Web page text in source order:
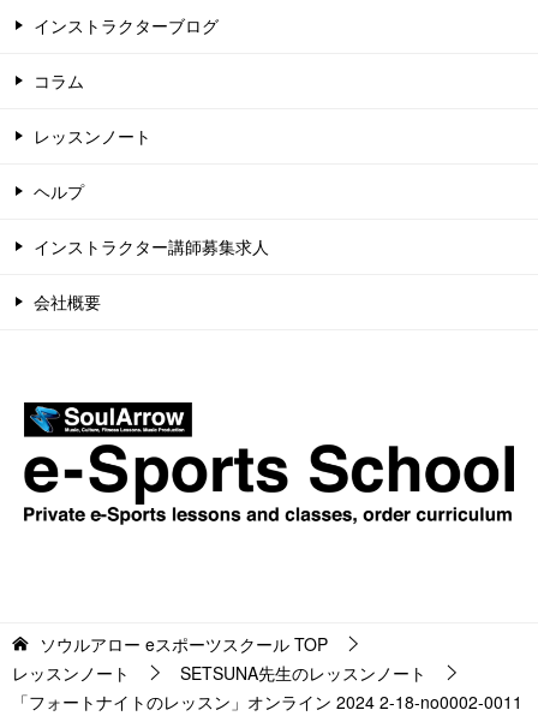
インストラクターブログ
コラム
レッスンノート
ヘルプ
インストラクター講師募集求人
会社概要
ソウルアロー eスポーツスクール TOP
レッスンノート
SETSUNA先生のレッスンノート
「フォートナイトのレッスン」オンライン 2024 2-18-no0002-0011